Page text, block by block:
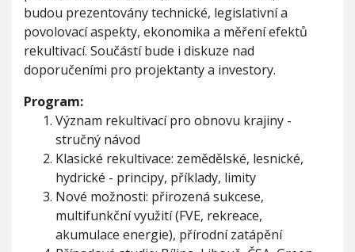
y
v
s
.
n
v
budou prezentovány technické, legislativní a
povolovací aspekty, ekonomika a měření efektů
rekultivací. Součástí bude i diskuze nad
doporučeními pro projektanty a investory.
Program:
Význam rekultivací pro obnovu krajiny -
stručný návod
Klasické rekultivace: zemědělské, lesnické,
hydrické - principy, příklady, limity
Nové možnosti: přirozená sukcese,
multifunkční využití (FVE, rekreace,
akumulace energie), přírodní zatápění